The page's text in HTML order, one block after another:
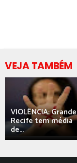
VEJA TAMBÉM
VIOLÊNCIA: Grande
Recife tem média
de...